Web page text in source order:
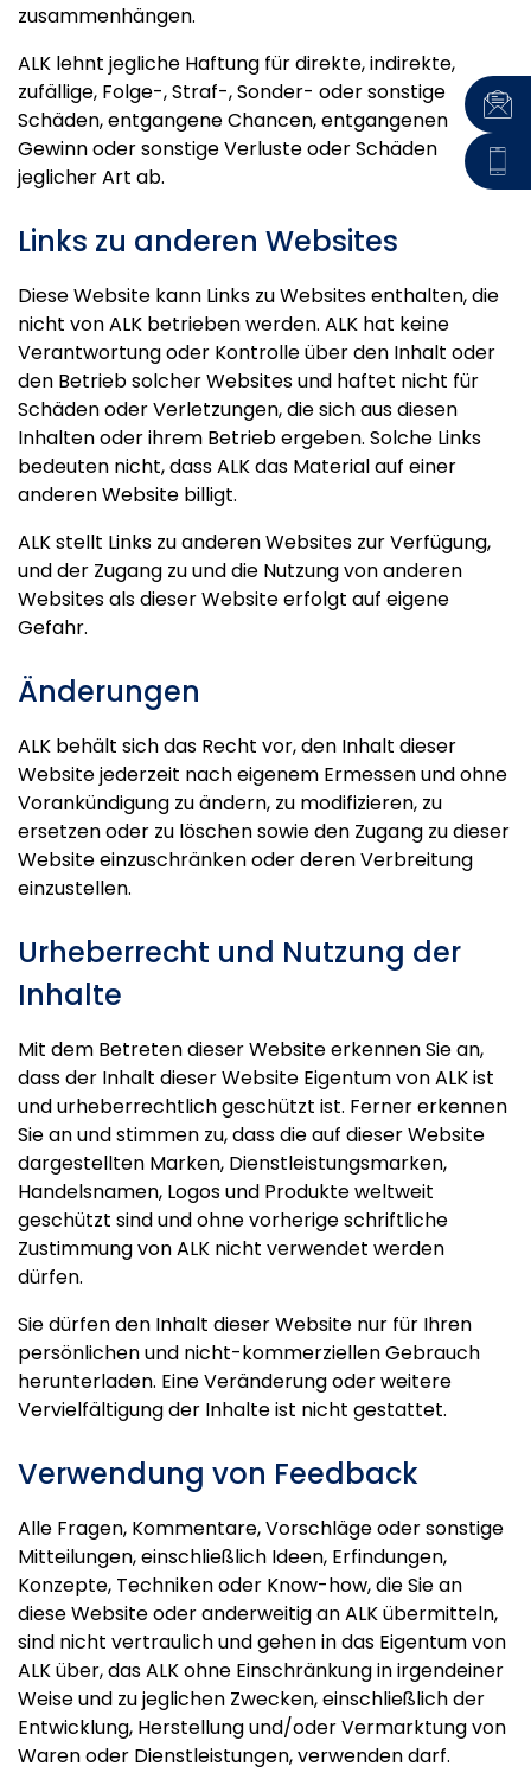
zusammenhängen.
ALK lehnt jegliche Haftung für direkte, indirekte,
zufällige, Folge-, Straf-, Sonder- oder sonstige
Schäden, entgangene Chancen, entgangenen
Gewinn oder sonstige Verluste oder Schäden
jeglicher Art ab.
Links zu anderen Websites
Diese Website kann Links zu Websites enthalten, die
nicht von ALK betrieben werden. ALK hat keine
Verantwortung oder Kontrolle über den Inhalt oder
den Betrieb solcher Websites und haftet nicht für
Schäden oder Verletzungen, die sich aus diesen
Inhalten oder ihrem Betrieb ergeben. Solche Links
bedeuten nicht, dass ALK das Material auf einer
anderen Website billigt.
ALK stellt Links zu anderen Websites zur Verfügung,
und der Zugang zu und die Nutzung von anderen
Websites als dieser Website erfolgt auf eigene
Gefahr.
Änderungen
ALK behält sich das Recht vor, den Inhalt dieser
Website jederzeit nach eigenem Ermessen und ohne
Vorankündigung zu ändern, zu modifizieren, zu
ersetzen oder zu löschen sowie den Zugang zu dieser
Website einzuschränken oder deren Verbreitung
einzustellen.
Urheberrecht und Nutzung der
Inhalte
Mit dem Betreten dieser Website erkennen Sie an,
dass der Inhalt dieser Website Eigentum von ALK ist
und urheberrechtlich geschützt ist. Ferner erkennen
Sie an und stimmen zu, dass die auf dieser Website
dargestellten Marken, Dienstleistungsmarken,
Handelsnamen, Logos und Produkte weltweit
geschützt sind und ohne vorherige schriftliche
Zustimmung von ALK nicht verwendet werden
dürfen.
Sie dürfen den Inhalt dieser Website nur für Ihren
persönlichen und nicht-kommerziellen Gebrauch
herunterladen. Eine Veränderung oder weitere
Vervielfältigung der Inhalte ist nicht gestattet.
Verwendung von Feedback
Alle Fragen, Kommentare, Vorschläge oder sonstige
Mitteilungen, einschließlich Ideen, Erfindungen,
Konzepte, Techniken oder Know-how, die Sie an
diese Website oder anderweitig an ALK übermitteln,
sind nicht vertraulich und gehen in das Eigentum von
ALK über, das ALK ohne Einschränkung in irgendeiner
Weise und zu jeglichen Zwecken, einschließlich der
Entwicklung, Herstellung und/oder Vermarktung von
Waren oder Dienstleistungen, verwenden darf.